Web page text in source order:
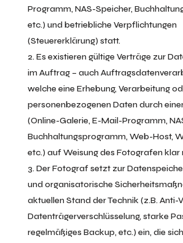
Programm, NAS-Speicher,
etc.) und betriebliche Verpflichtungen
(Steuererklärung) statt.
Es existieren gültige Verträge zur
im Auftrag – auch
welche eine Erhebung, Verarbeitung
personenbezogenen Daten durch
(Online-Galerie, E-Mail-Programm,
Buchhaltungsprogramm, Web-Host,
etc.) auf Weisung des Fotografen klar
Der Fotograf setzt zur
und organisatorische
aktuellen Stand der Technik (z.B. Anti-
Datenträgerverschlüsselung, starke
regelmäßiges Backup, etc.) ein, die